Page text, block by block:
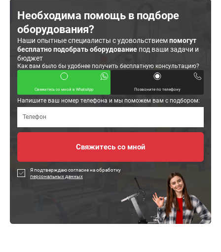
Необходима помощь в подборе
оборудования?
Наши опытные специалисты с удовольствиемпомогут
бесплатно подобрать оборудование под ваши задачи и
бюджет
Как вам было бы удобнее получить бесплатную консультацию?
Свяжитесь со мной в WhatsApp Позвоните по телефону
Напишите ваш номер телефона и мы поможем вам с подбором:
Я подтверждаю согласие на обработку
персональных данных